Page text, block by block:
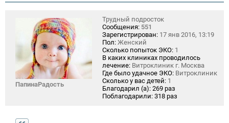
ПапинаРадость
Трудный подросток
Сообщения: 551
Зарегистрирован: 17 янв 2016, 13:19
Пол: Женский
Сколько попыток ЭКО: 1
В каких клиниках проводилось
лечение: Витроклиник г. Москва
Где было удачное ЭКО: Витроклиник
Сколько у вас детей: 1
Благодарил (а): 269 раз
Поблагодарили: 318 раз